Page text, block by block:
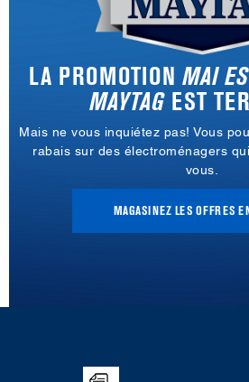
LA PROMOTION MAI
MAYTAG EST
Mais ne vous inquiétez pas! Vous
rabais sur des électroménagers
vous.
MAGASINEZ LES OFFRES